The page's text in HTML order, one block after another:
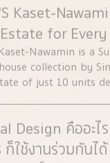
Dr. Pajaree
have navigated
their career
family’s growth
Kaset-
for
Nawamin is a
collection by
of just 10 units
Design คืออะ
ก็ใช้งานร่วมกันได้